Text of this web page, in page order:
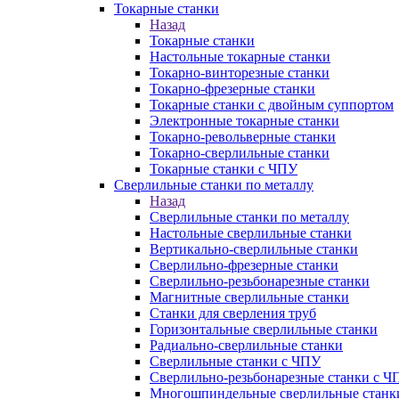
Токарные станки
Назад
Токарные станки
Настольные токарные станки
Токарно-винторезные станки
Токарно-фрезерные станки
Токарные станки с двойным суппортом
Электронные токарные станки
Токарно-револьверные станки
Токарно-сверлильные станки
Токарные станки с ЧПУ
Сверлильные станки по металлу
Назад
Сверлильные станки по металлу
Настольные сверлильные станки
Вертикально-сверлильные станки
Сверлильно-фрезерные станки
Сверлильно-резьбонарезные станки
Магнитные сверлильные станки
Станки для сверления труб
Горизонтальные сверлильные станки
Радиально-сверлильные станки
Сверлильные станки с ЧПУ
Сверлильно-резьбонарезные станки с
Многошпиндельные сверлильные